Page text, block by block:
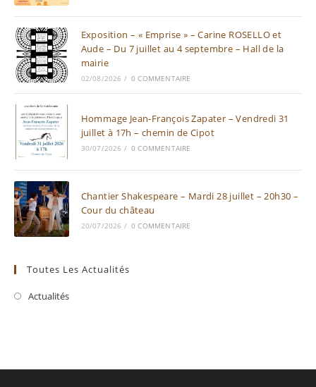
Exposition – « Emprise » – Carine ROSELLO et
Aude – Du 7 juillet au 4 septembre – Hall de la
mairie
02/08/2026 / 0 COMMENTAIRE
Hommage Jean-François Zapater – Vendredi 31
juillet à 17h – chemin de Cipot
30/07/2026 / 0 COMMENTAIRE
Chantier Shakespeare – Mardi 28 juillet – 20h30 –
Cour du château
20/07/2026 / 0 COMMENTAIRE
Toutes Les Actualités
Actualités